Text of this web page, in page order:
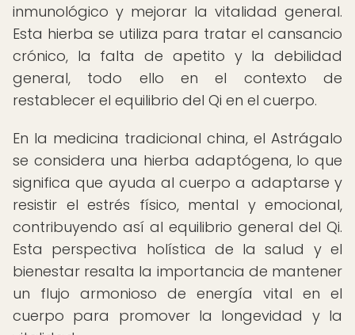
inmunológico y mejorar la vitalidad general.
Esta hierba se utiliza para tratar el cansancio
crónico, la falta de apetito y la debilidad
general, todo ello en el contexto de
restablecer el equilibrio del Qi en el cuerpo.
En la medicina tradicional china, el Astrágalo
se considera una hierba adaptógena, lo que
significa que ayuda al cuerpo a adaptarse y
resistir el estrés físico, mental y emocional,
contribuyendo así al equilibrio general del Qi.
Esta perspectiva holística de la salud y el
bienestar resalta la importancia de mantener
un flujo armonioso de energía vital en el
cuerpo para promover la longevidad y la